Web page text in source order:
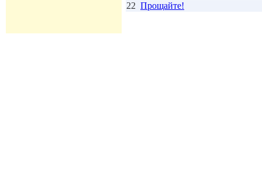
22 Прощайте!